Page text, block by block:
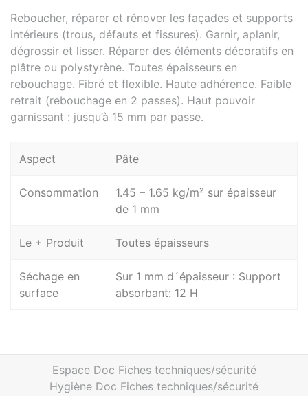
Reboucher, réparer et rénover les façades et supports
intérieurs (trous, défauts et fissures). Garnir, aplanir,
dégrossir et lisser. Réparer des éléments décoratifs en
plâtre ou polystyrène. Toutes épaisseurs en
rebouchage. Fibré et flexible. Haute adhérence. Faible
retrait (rebouchage en 2 passes). Haut pouvoir
garnissant : jusqu’à 15 mm par passe.
Aspect Pâte
Consommation
1.45 – 1.65 kg/m² sur épaisseur
de 1 mm
Le + Produit Toutes épaisseurs
Séchage en
surface
Sur 1 mm d´épaisseur : Support
absorbant: 12 H
Espace Doc Fiches techniques/sécurité
Hygiène Doc Fiches techniques/sécurité